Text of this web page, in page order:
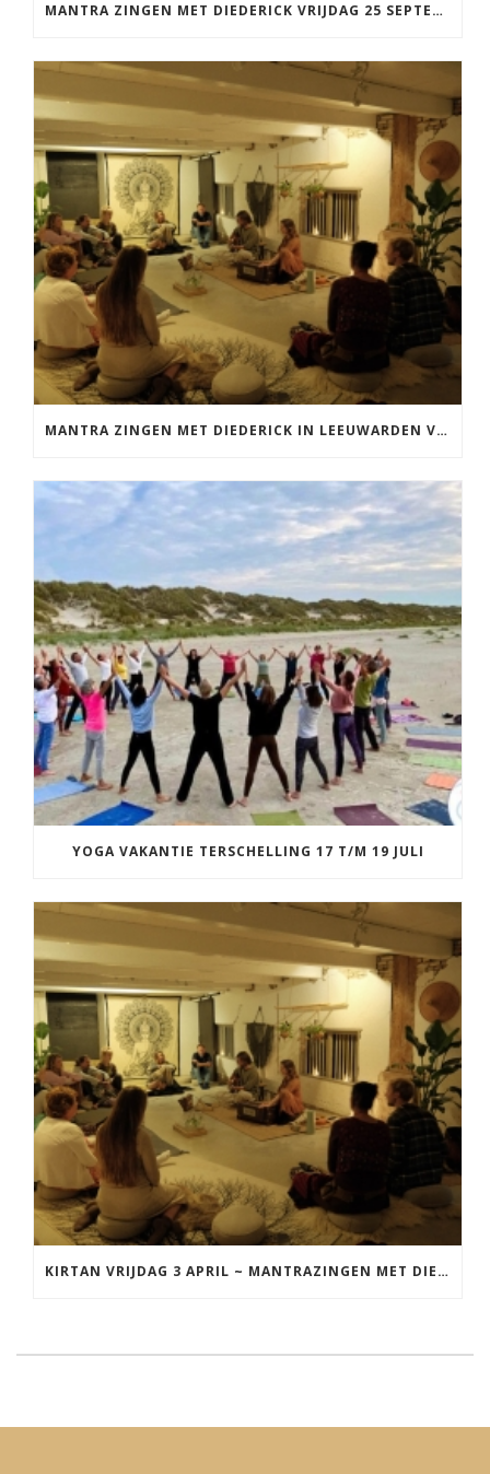
MANTRA ZINGEN MET DIEDERICK VRIJDAG 25 SEPTEMBER EN 20 NOVEMBER
MANTRA ZINGEN MET DIEDERICK IN LEEUWARDEN VRIJDAG 12 JUNI KIRTAN
YOGA VAKANTIE TERSCHELLING 17 T/M 19 JULI
KIRTAN VRIJDAG 3 APRIL ~ MANTRAZINGEN MET DIEDERICK IN LEEUWARDEN